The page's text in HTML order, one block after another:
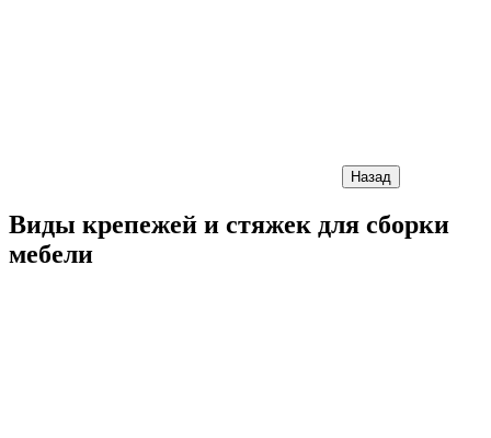
Назад
Виды крепежей и стяжек для сборки
мебели